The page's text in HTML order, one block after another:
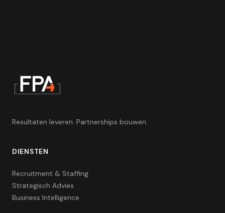
Resultaten leveren. Partnerships bouwen.
DIENSTEN
Recruitment & Staffing
Strategisch Advies
Business Intelligence